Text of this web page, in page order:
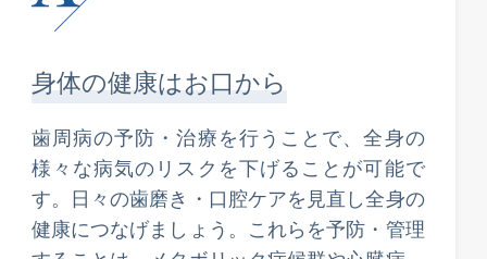
身体の健康はお口から
歯周病の予防・治療を行うことで、全身の
様々な病気のリスクを下げることが可能で
す。日々の歯磨き・口腔ケアを見直し全身の
健康につなげましょう。これらを予防・管理